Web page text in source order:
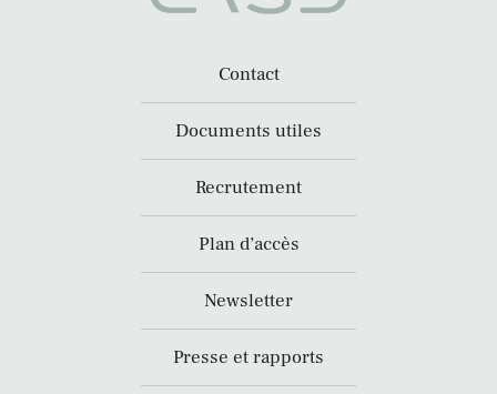
Contact
Documents utiles
Recrutement
Plan d’accès
Newsletter
Presse et rapports